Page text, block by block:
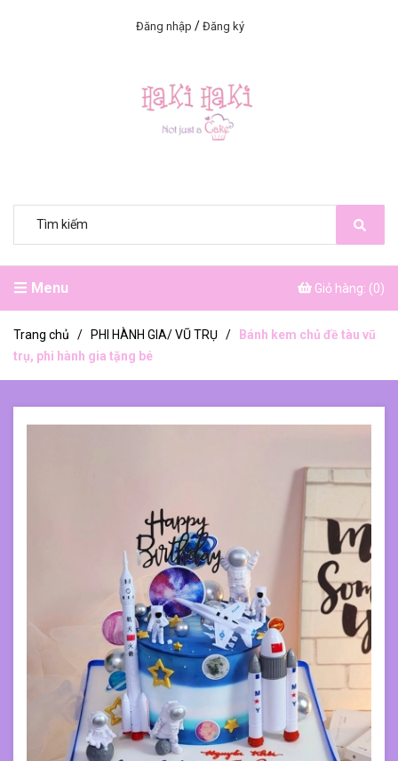
Đăng nhập / Đăng ký
Menu Giỏ hàng: (0)
Trang chủ / PHI HÀNH GIA/ VŨ TRỤ /
Bánh kem chủ đề tàu vũ
trụ, phi hành gia tặng bé